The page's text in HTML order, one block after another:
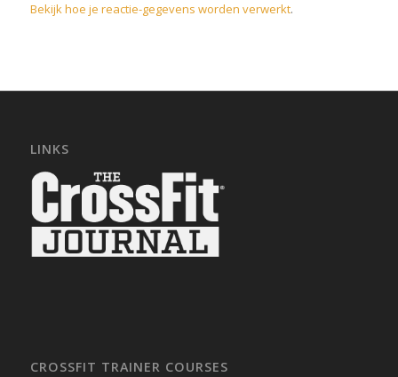
Bekijk hoe je reactie-gegevens worden verwerkt.
LINKS
CROSSFIT TRAINER COURSES